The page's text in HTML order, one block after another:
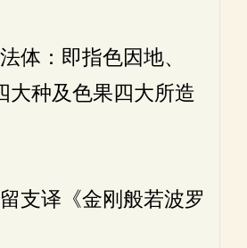
体：即指色因地、
大种及色果四大所造
支译《金刚般若波罗